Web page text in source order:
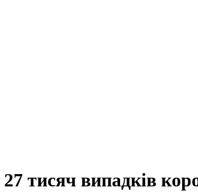
тисяч випадків